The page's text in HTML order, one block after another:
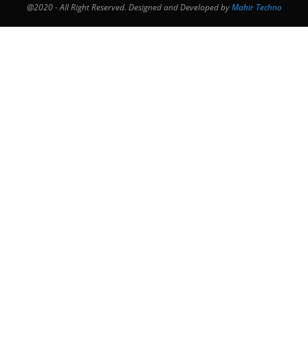
@2020 - All Right Reserved. Designed and Developed byMahir Techno